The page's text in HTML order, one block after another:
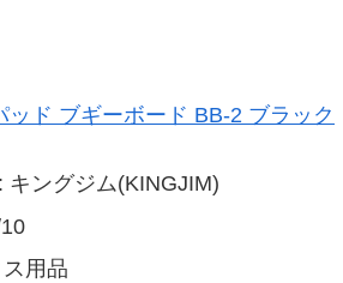
ド ブギーボード BB-2 ブラック
キングジム(KINGJIM)
用品